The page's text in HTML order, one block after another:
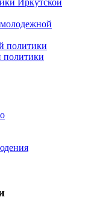
Иркутской
политики
политики